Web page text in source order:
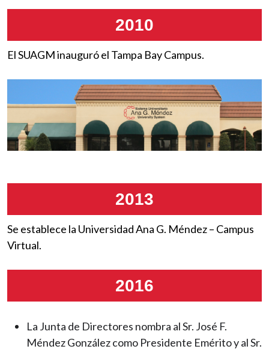
2010
El SUAGM inauguró el Tampa Bay Campus.
2013
Se establece la Universidad Ana G. Méndez – Campus
Virtual.
2016
La Junta de Directores nombra al Sr. José F.
Méndez González como Presidente Emérito y al Sr.